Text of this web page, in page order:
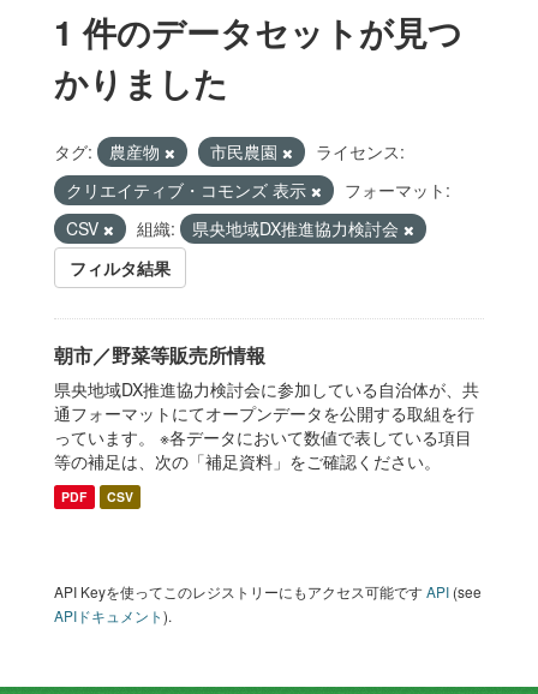
1 件のデータセットが見つ
かりました
タグ: 農産物 市民農園
ライセンス:
クリエイティブ・コモンズ 表示
フォーマット:
CSV
組織:
県央地域DX推進協力検討会
フィルタ結果
朝市／野菜等販売所情報
県央地域DX推進協力検討会に参加している自治体が、共
通フォーマットにてオープンデータを公開する取組を行
っています。 ※各データにおいて数値で表している項目
等の補足は、次の「補足資料」をご確認ください。
PDF CSV
API Keyを使ってこのレジストリーにもアクセス可能ですAPI (see
APIドキュメント).